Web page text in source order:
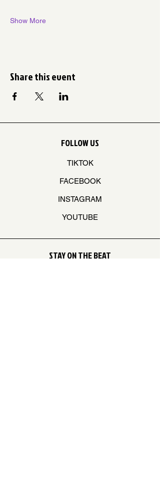
Show More
Share this event
FOLLOW US
TIKTOK
FACEBOOK
INSTAGRAM
YOUTUBE
STAY ON THE BEAT